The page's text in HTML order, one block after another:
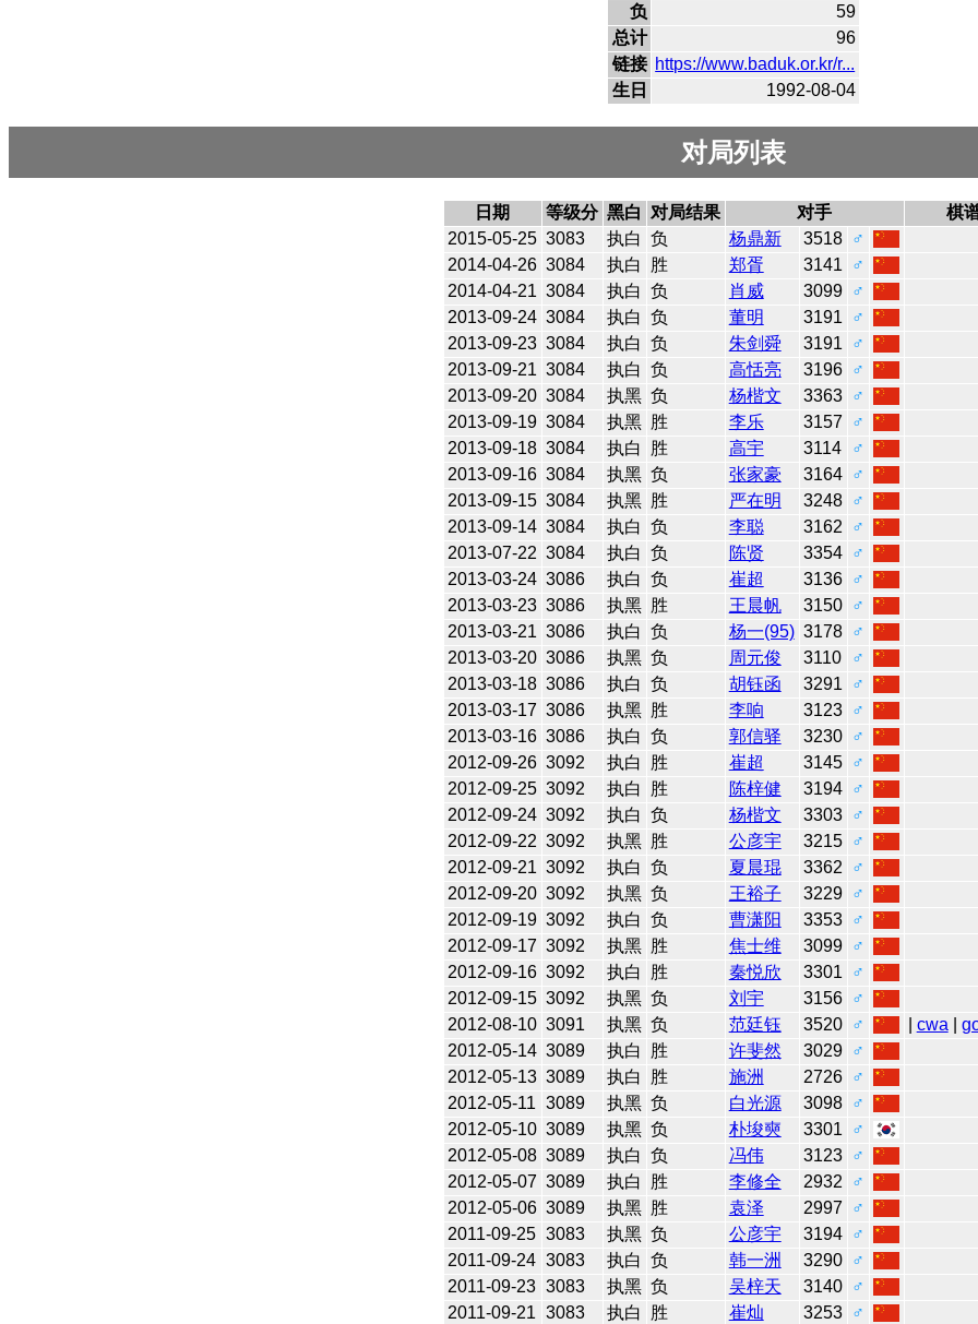
负
59
总计
96
链接 https://www.baduk.or.kr/r...
生日
1992-08-04
对局列表
日期 等级分 黑白 对局结果 对手
棋
2015-05-25 3083 执白 负 杨鼎新 3518
♂
2014-04-26 3084 执白 胜 郑胥 3141
♂
2014-04-21 3084 执白 负 肖威 3099
♂
2013-09-24 3084 执白 负 董明 3191
♂
2013-09-23 3084 执白 负 朱剑舜 3191
♂
2013-09-21 3084 执白 负 高恬亮 3196
♂
2013-09-20 3084 执黑 负 杨楷文 3363
♂
2013-09-19 3084 执黑 胜 李乐 3157
♂
2013-09-18 3084 执白 胜 高宇 3114
♂
2013-09-16 3084 执黑 负 张家豪 3164
♂
2013-09-15 3084 执黑 胜 严在明 3248
♂
2013-09-14 3084 执白 负 李聪 3162
♂
2013-07-22 3084 执白 负 陈贤 3354
♂
2013-03-24 3086 执白 负 崔超 3136
♂
2013-03-23 3086 执黑 胜 王晨帆 3150
♂
2013-03-21 3086 执白 负 杨一(95) 3178
♂
2013-03-20 3086 执黑 负 周元俊 3110
♂
2013-03-18 3086 执白 负 胡钰函 3291
♂
2013-03-17 3086 执黑 胜 李响 3123
♂
2013-03-16 3086 执白 负 郭信驿 3230
♂
2012-09-26 3092 执白 胜 崔超 3145
♂
2012-09-25 3092 执白 胜 陈梓健 3194
♂
2012-09-24 3092 执白 负 杨楷文 3303
♂
2012-09-22 3092 执黑 胜 公彦宇 3215
♂
2012-09-21 3092 执白 负 夏晨琨 3362
♂
2012-09-20 3092 执黑 负 王裕子 3229
♂
2012-09-19 3092 执白 负 曹潇阳 3353
♂
2012-09-17 3092 执黑 胜 焦士维 3099
♂
2012-09-16 3092 执白 胜 秦悦欣 3301
♂
2012-09-15 3092 执黑 负 刘宇 3156
♂
2012-08-10 3091 执黑 负 范廷钰 3520 ♂ cwa
2012-05-14 3089 执白 胜 许斐然 3029
♂
2012-05-13 3089 执白 胜 施洲 2726
♂
2012-05-11 3089 执黑 负 白光源 3098
♂
2012-05-10 3089 执黑 负 朴埈奭 3301
♂
2012-05-08 3089 执白 负 冯伟 3123
♂
2012-05-07 3089 执白 胜 李修全 2932
♂
2012-05-06 3089 执黑 胜 袁泽 2997
♂
2011-09-25 3083 执黑 负 公彦宇 3194
♂
2011-09-24 3083 执白 负 韩一洲 3290
♂
2011-09-23 3083 执黑 负 吴梓天 3140
♂
2011-09-21 3083 执白 胜 崔灿 3253
♂